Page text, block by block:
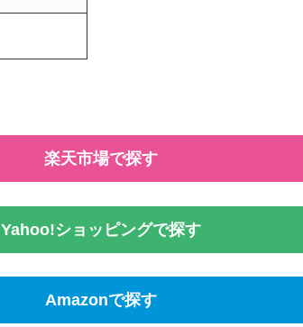
楽天市場で探す
Yahoo!ショッピングで探す
Amazonで探す